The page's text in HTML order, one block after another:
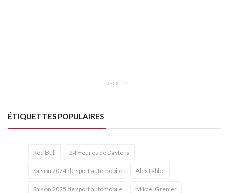
PUBLICITÉ
ÉTIQUETTES POPULAIRES
Red Bull 24 Heures de Daytona
Saison 2024 de sport automobile Alex Labbé
Saison 2025 de sport automobile Mikael Grenier